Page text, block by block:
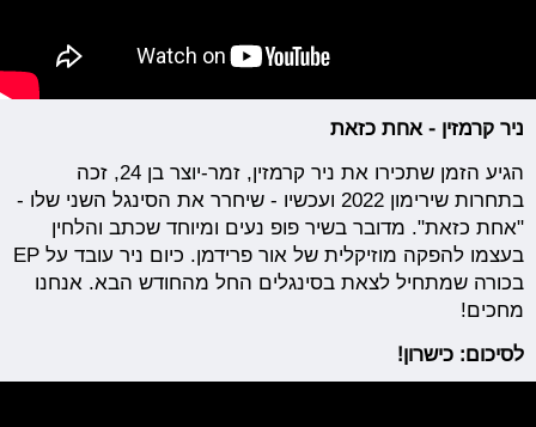
ניר קרמזין - אחת כזאת
הגיע הזמן שתכירו את ניר קרמזין, זמר-יוצר בן 24, זכה
בתחרות שירימון 2022 ועכשיו - שיחרר את הסינגל השני שלו -
"אחת כזאת". מדובר בשיר פופ נעים ומיוחד שכתב והלחין
בעצמו להפקה מוזיקלית של אור פרידמן. כיום ניר עובד על EP
בכורה שמתחיל לצאת בסינגלים החל מהחודש הבא. אנחנו
מחכים!
לסיכום: כישרון!